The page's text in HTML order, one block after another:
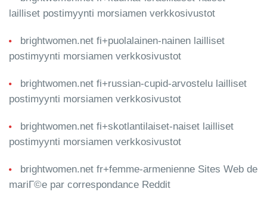
lailliset postimyynti morsiamen verkkosivustot
brightwomen.net fi+puolalainen-nainen lailliset
postimyynti morsiamen verkkosivustot
brightwomen.net fi+russian-cupid-arvostelu lailliset
postimyynti morsiamen verkkosivustot
brightwomen.net fi+skotlantilaiset-naiset lailliset
postimyynti morsiamen verkkosivustot
brightwomen.net fr+femme-armenienne Sites Web de
mariГ©e par correspondance Reddit